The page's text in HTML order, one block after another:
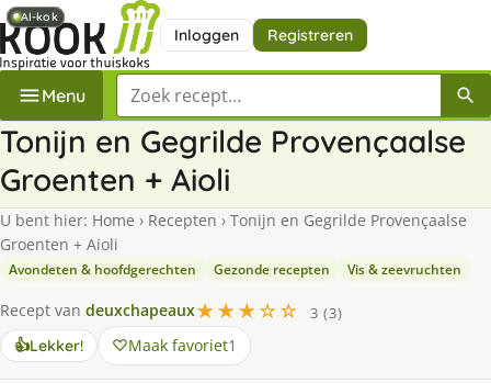
Inloggen Registreren
Menu Zoek een recept
Tonijn en Gegrilde Provençaalse
Groenten + Aioli
U bent hier: Home › Recepten › Tonijn en Gegrilde Provençaalse
Groenten + Aioli
Avondeten & hoofdgerechten Gezonde recepten Vis & zeevruchten
Recept van deuxchapeaux★★★☆☆
3 (3)
👍Lekker! Maak favoriet1
AI-kok
AI-kok